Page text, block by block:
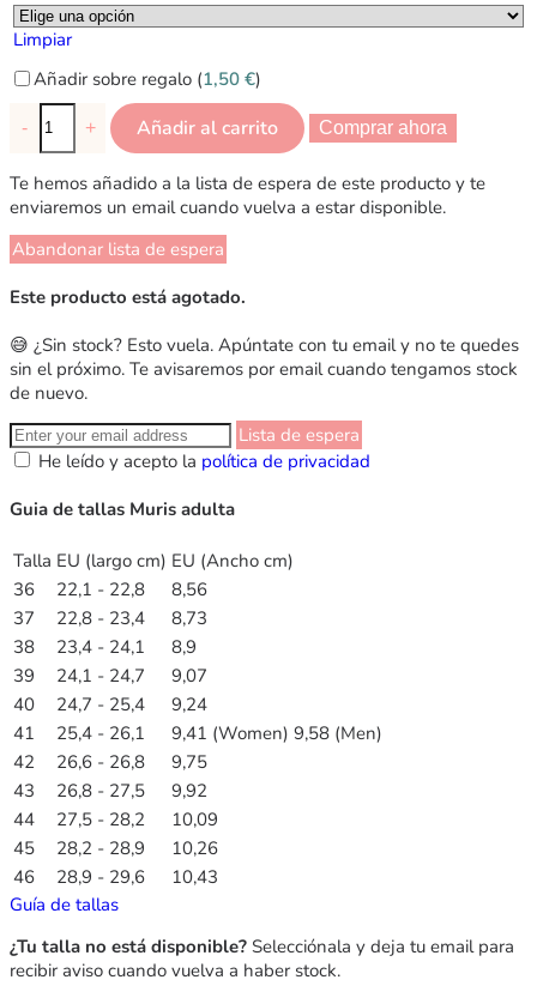
Limpiar
Añadir sobre regalo (1,50 €)
- + Añadir al carrito Comprar ahora
Te hemos añadido a la lista de espera de este producto y te
enviaremos un email cuando vuelva a estar disponible.
Abandonar lista de espera
Este producto está agotado.
😅 ¿Sin stock? Esto vuela. Apúntate con tu email y no te quedes
sin el próximo. Te avisaremos por email cuando tengamos stock
de nuevo.
Lista de espera
He leído y acepto la política de privacidad
Guia de tallas Muris adulta
Talla EU (largo cm) EU (Ancho cm)
36
22,1 - 22,8
8,56
37
22,8 - 23,4
8,73
38
23,4 - 24,1
8,9
39
24,1 - 24,7
9,07
40
24,7 - 25,4
9,24
41
25,4 - 26,1
9,41 (Women) 9,58 (Men)
42
26,6 - 26,8
9,75
43
26,8 - 27,5
9,92
44
27,5 - 28,2
10,09
45
28,2 - 28,9
10,26
46
28,9 - 29,6
10,43
Guía de tallas
¿Tu talla no está disponible? Selecciónala y deja tu email para
recibir aviso cuando vuelva a haber stock.